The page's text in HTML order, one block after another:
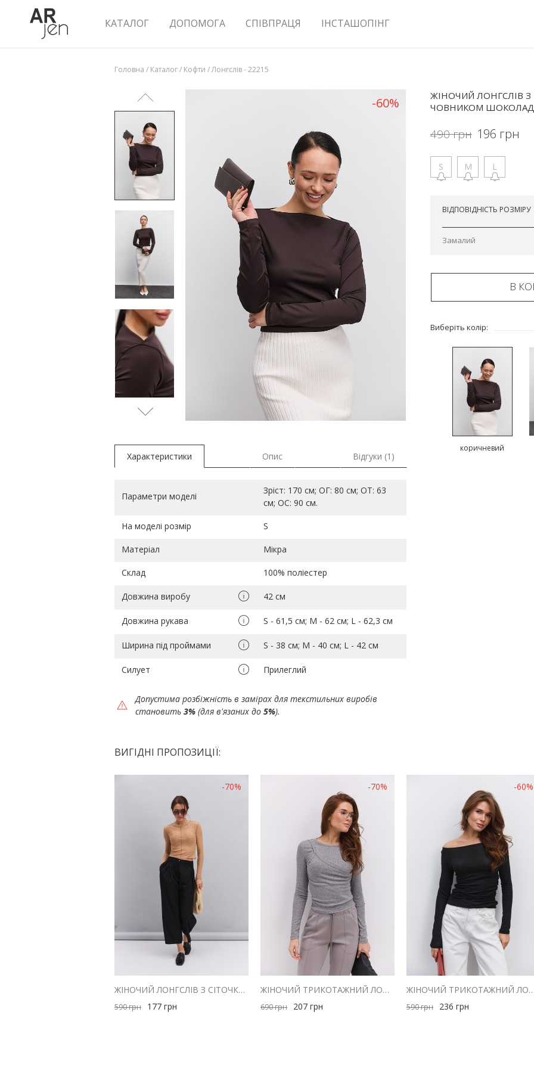
КАТАЛОГ ДОПОМОГА СПІВПРАЦЯ ІНСТАШОПІНГ
Головна / Каталог/ Кофти /Лонгслів - 22215
ЖІНОЧИЙ ЛОНГСЛІВ
ЧОВНИКОМ
490грн 196 грн
S M L
ВІДПОВІДНІСТЬ РОЗМІРУ
Замалий
В
Виберіть колір:
коричневий
-60%
Характеристики Опис Відгуки (1)
Параметри моделі
Зріст: 170 см; ОГ: 80 см; ОТ: 63
см; ОС: 90 см.
На моделі розмір S
Матеріал Мікра
Склад 100% поліестер
Довжина виробу 42 см
Довжина рукава S - 61,5 см; M - 62 см; L - 62,3 см
Ширина під проймами S - 38 см; M - 40 см; L - 42 см
Силует Прилеглий
Допустима розбіжність в замірах для текстильних виробів
становить 3% (для в'язаних до 5%).
ВИГІДНІ ПРОПОЗИЦІЇ:
-70%
ЖІНОЧИЙ ЛОНГСЛІВ З СІТОЧКИ БЕЖЕВИЙ ЗІ ШВАМИ НАВИВОРІТ
590грн 177 грн
-70%
ЖІНОЧИЙ ТРИКОТАЖНИЙ ЛОНГСЛІВ З ІМІТАЦІЄЮ МАЙКИ СІРИЙ
690грн 207 грн
-60%
ЖІНОЧИЙ ТРИКОТАЖНИЙ ЛОНГСЛІВ
590грн 236 грн